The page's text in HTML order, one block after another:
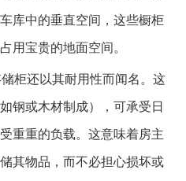
库中的垂直空间，这些橱柜
用宝贵的地面空间。
柜还以其耐用性而闻名。这
钢或木材制成），可承受日
重重的负载。这意味着房主
其物品，而不必担心损坏或